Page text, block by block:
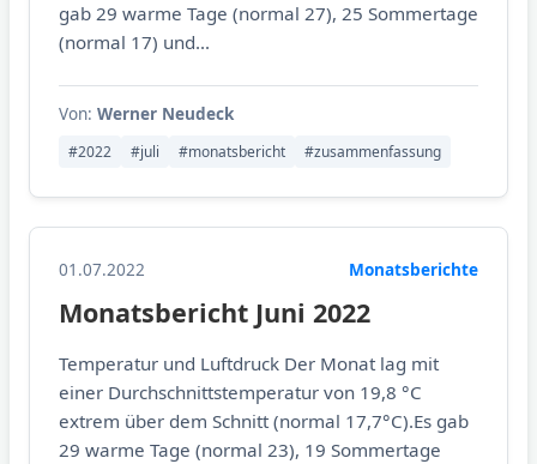
gab 29 warme Tage (normal 27), 25 Sommertage
(normal 17) und...
Von: Werner Neudeck
#2022 #juli #monatsbericht #zusammenfassung
01.07.2022 Monatsberichte
Monatsbericht Juni 2022
Temperatur und Luftdruck Der Monat lag mit
einer Durchschnittstemperatur von 19,8 °C
extrem über dem Schnitt (normal 17,7°C).Es gab
29 warme Tage (normal 23), 19 Sommertage